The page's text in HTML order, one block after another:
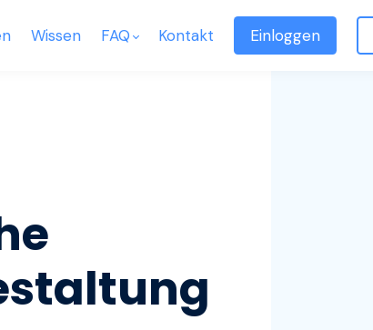
Wissen FAQ Kontakt Einloggen